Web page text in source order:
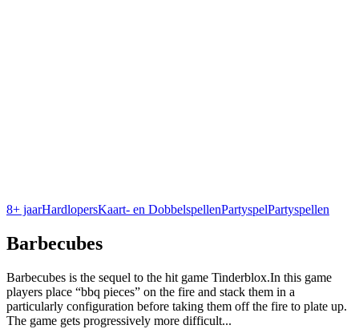
8+ jaarHardlopersKaart- en DobbelspellenPartyspelPartyspellen
Barbecubes
Barbecubes is the sequel to the hit game Tinderblox.In this game
players place “bbq pieces” on the fire and stack them in a
particularly configuration before taking them off the fire to plate up.
The game gets progressively more difficult...